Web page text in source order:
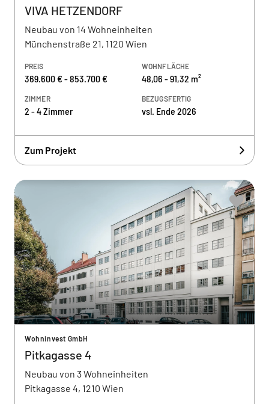
VIVA HETZENDORF
Neubau von 14 Wohneinheiten
Münchenstraße 21, 1120 Wien
PREIS
369.600 € - 853.700 €
WOHNFLÄCHE
48,06 - 91,32 m²
ZIMMER
2 - 4 Zimmer
BEZUGSFERTIG
vsl. Ende 2026
Zum Projekt
Wohninvest GmbH
Pitkagasse 4
Neubau von 3 Wohneinheiten
Pitkagasse 4, 1210 Wien